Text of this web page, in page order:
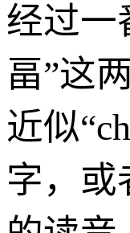
经过一
畐”这
近似
字，或